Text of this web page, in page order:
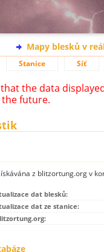
Mapy blesků v
Stanice Síť
the data
the future.
z blitzortung.org v
dat blesků:
dat ze stanice: